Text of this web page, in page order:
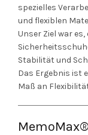
spezielles
und flexiblen
Unser Ziel war
Stabilität und
Das Ergebnis ist
Maß an